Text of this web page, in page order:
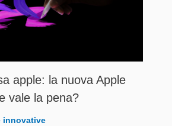
apple: la nuova Apple
vale la pena?
innovative